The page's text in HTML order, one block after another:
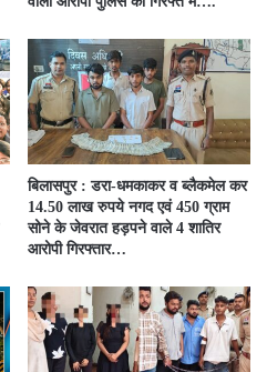
बिलासपुर : डरा-धमकाकर व ब्लैकमेल कर
14.50 लाख रुपये नगद एवं 450 ग्राम
सोने के जेवरात हड़पने वाले 4 शातिर
आरोपी गिरफ्तार…